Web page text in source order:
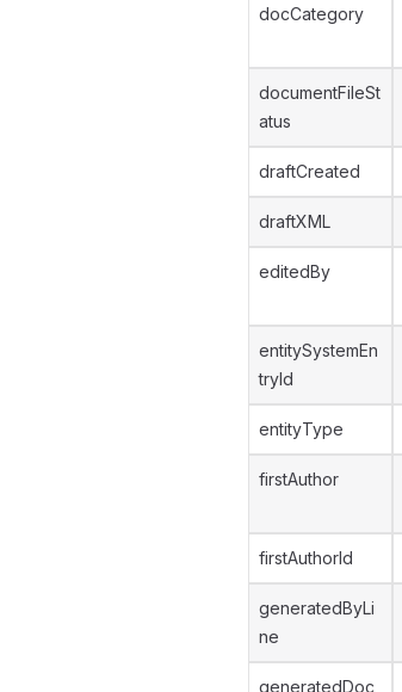
docCategory
documentFileSt
atus
draftCreated
draftXML
editedBy
entitySystemEn
tryId
entityType
firstAuthor
firstAuthorId
generatedByLi
ne
generatedDoc